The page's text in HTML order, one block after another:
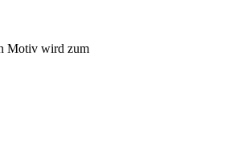
Motiv wird zum